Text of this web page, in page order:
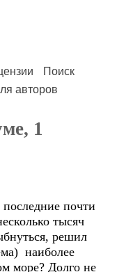
Поиск
авторов
1
почти
тысяч
решил
наиболее
море? Долго не